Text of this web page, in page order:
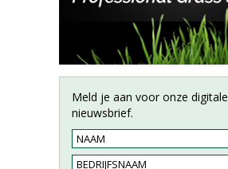
Meld je aan voor onze digitale
nieuwsbrief.